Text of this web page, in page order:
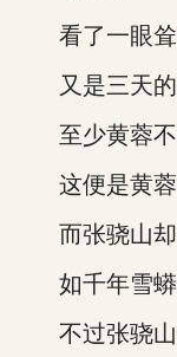
看了一眼耸
又是三天的
至少黄蓉不
这便是黄蓉
而张骁山却
如千年雪蟒的
不过张骁山真